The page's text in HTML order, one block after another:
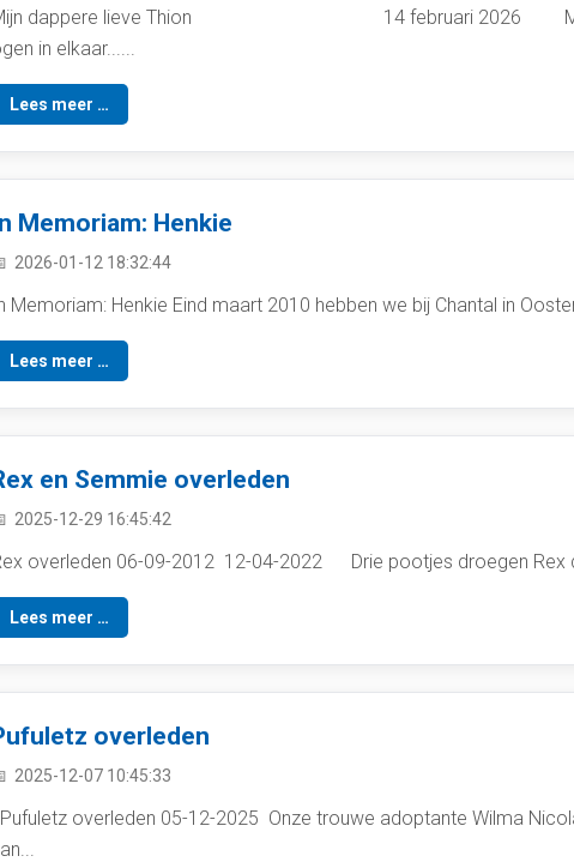
dappere lieve Thion 14 februari 2026 Met je
in elkaar......
Lees meer …
Memoriam: Henkie
2026-01-12 18:32:44
Memoriam: Henkie Eind maart 2010 hebben we bij Chantal in
Lees meer …
en Semmie overleden
2025-12-29 16:45:42
overleden 06-09-2012 12-04-2022 Drie pootjes droegen Rex
Lees meer …
overleden
2025-12-07 10:45:33
overleden 05-12-2025 Onze trouwe adoptante Wilma